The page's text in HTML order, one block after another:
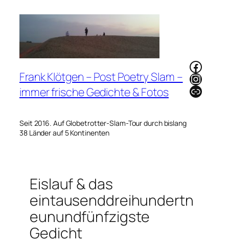
Frank Klötgen – Post Poetry Slam –
immer frische Gedichte & Fotos
Seit 2016. Auf Globetrotter-Slam-Tour durch bislang
38 Länder auf 5 Kontinenten
Link
Eislauf & das
eintausenddreihundertn
eunundfünfzigste
Gedicht